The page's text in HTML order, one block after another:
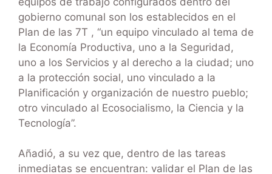
gobierno comunal son los establecidos en el
Plan de las 7T , “un equipo vinculado al tema de
la Economía Productiva, uno a la Seguridad,
uno a los Servicios y al derecho a la ciudad; uno
a la protección social, uno vinculado a la
Planificación y organización de nuestro pueblo;
otro vinculado al Ecosocialismo, la Ciencia y la
Tecnología”.
Añadió, a su vez que, dentro de las tareas
inmediatas se encuentran: validar el Plan de las